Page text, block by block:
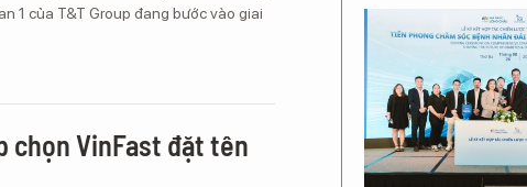
1 của T&T Group đang bước vào giai
chọn VinFast đặt tên